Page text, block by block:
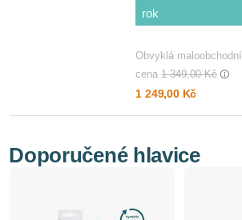
rok
Obvyklá maloobchodní
cena 1 349,00 Kč
1 249,00 Kč
Doporučené hlavice